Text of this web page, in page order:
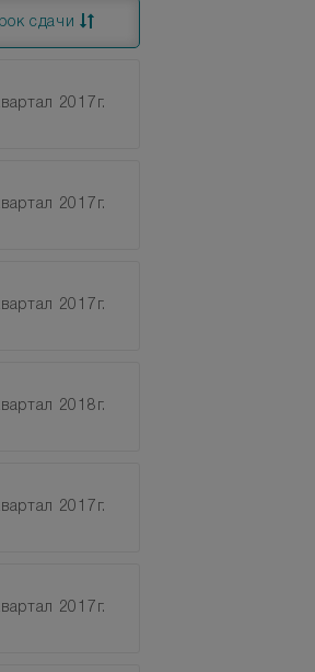
сдачи
2017г.
2017г.
2017г.
2018г.
2017г.
2017г.